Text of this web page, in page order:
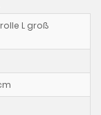
L groß